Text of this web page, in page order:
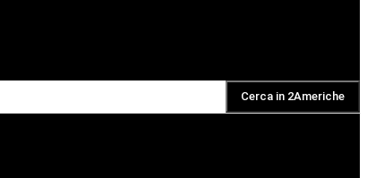
Cerca in 2Americhe